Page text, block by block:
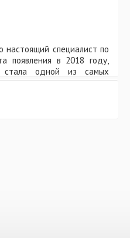
настоящий специалист по
появления в 2018 году,
стала одной из самых
этот виброхвост
целым рядом
из мягкого, но очень
не только машет из
вокруг своей
турбулентность.